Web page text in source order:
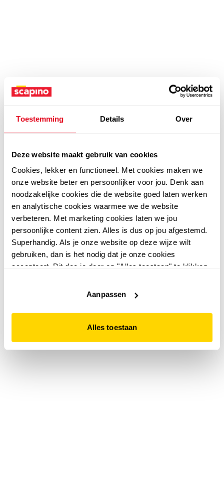
Toestemming Details Over
Deze website maakt gebruik van cookies
Cookies, lekker en functioneel. Met cookies maken we
onze website beter en persoonlijker voor jou. Denk aan
noodzakelijke cookies die de website goed laten werken
en analytische cookies waarmee we de website
verbeteren. Met marketing cookies laten we jou
persoonlijke content zien. Alles is dus op jou afgestemd.
Superhandig. Als je onze website op deze wijze wilt
gebruiken, dan is het nodig dat je onze cookies
accepteert. Dit doe je door op "Alles toestaan" te klikken.
website niet optimaal functioneert.
Aanpassen
Alles toestaan